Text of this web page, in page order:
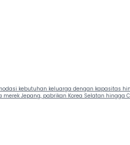
kebutuhan keluarga dengan kapasitas
Jepang, pabrikan Korea Selatan hingga